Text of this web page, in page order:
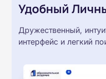
Удобный
Дружественный,
интерфейс и легкий